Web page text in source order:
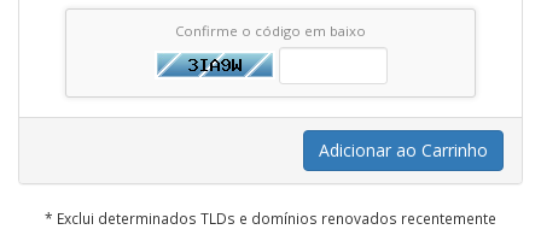
Confirme o código em baixo
Adicionar ao Carrinho
* Exclui determinados TLDs e domínios renovados recentemente